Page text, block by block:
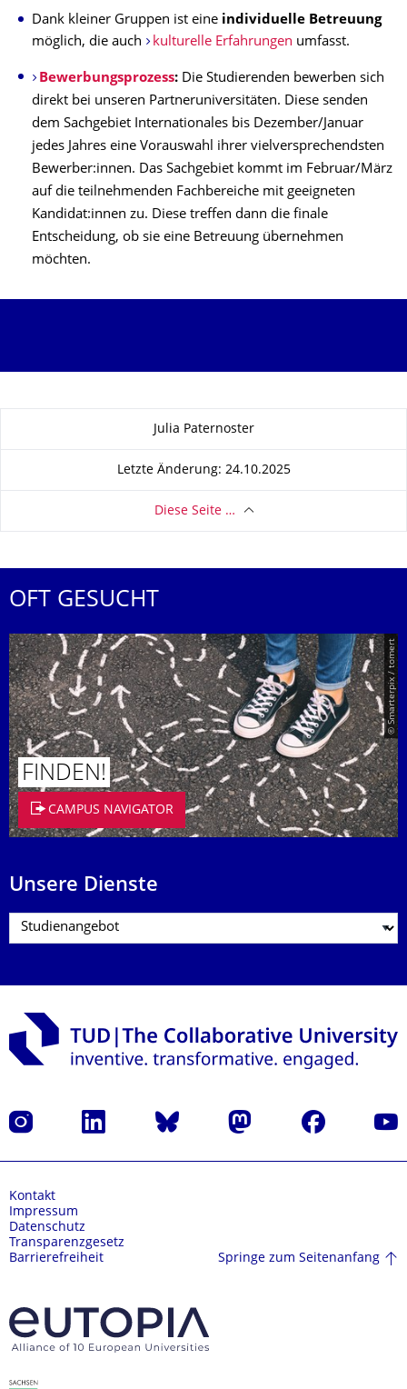
Dank kleiner Gruppen ist eine individuelle Betreuung
möglich, die auch
kulturelle Erfahrungen umfasst.
Bewerbungsprozess:Die Studierenden bewerben sich
direkt bei unseren Partneruniversitäten. Diese senden
dem Sachgebiet Internationales bis Dezember/Januar
jedes Jahres eine Vorauswahl ihrer vielversprechendsten
Bewerber:innen. Das Sachgebiet kommt im Februar/März
auf die teilnehmenden Fachbereiche mit geeigneten
Kandidat:innen zu. Diese treffen dann die finale
Entscheidung, ob sie eine Betreuung übernehmen
möchten.
Julia Paternoster
Letzte Änderung: 24.10.2025
Diese Seite …
OFT GESUCHT
© Smarterpix / tomert
FINDEN!
CAMPUS NAVIGATOR
Unsere Dienste
Instagram LinkedIn Bluesky Mastodon Facebook
Kontakt
Impressum
Datenschutz
Transparenzgesetz
Barrierefreiheit
Springe zum Seitenanfang